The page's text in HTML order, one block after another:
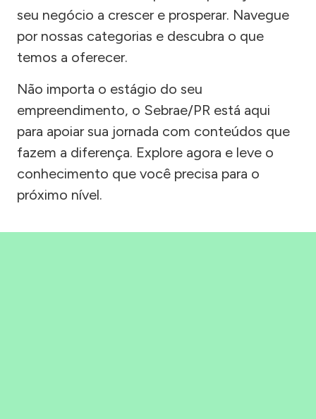
seu negócio a crescer e prosperar. Navegue
por nossas categorias e descubra o que
temos a oferecer.
Não importa o estágio do seu
empreendimento, o Sebrae/PR está aqui
para apoiar sua jornada com conteúdos que
fazem a diferença. Explore agora e leve o
conhecimento que você precisa para o
próximo nível.